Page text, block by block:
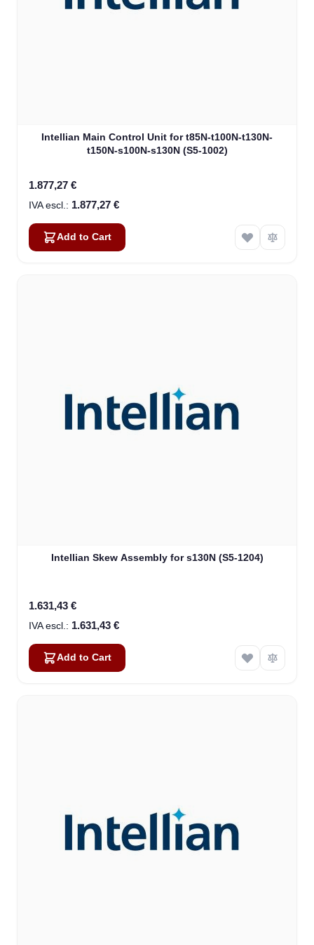
Intellian Main Control Unit for t85N-t100N-t130N-
t150N-s100N-s130N (S5-1002)
1.877,27 €
1.877,27 €
Add to Cart
Intellian Skew Assembly for s130N (S5-1204)
1.631,43 €
1.631,43 €
Add to Cart